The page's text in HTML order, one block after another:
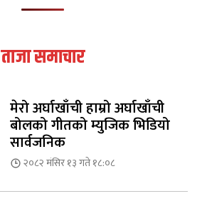
ताजा समाचार
मेरो अर्घाखाँची हाम्रो अर्घाखाँची
बोलको गीतको म्युजिक भिडियो
सार्वजनिक
२०८२ मंसिर १३ गते १८:०८